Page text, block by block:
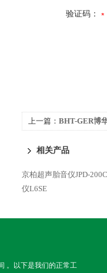
验证码：
上一篇： BHT-GER博
相关产品
京柏超声胎音仪JPD-200C
仪L6SE
。以下是我们的正常工